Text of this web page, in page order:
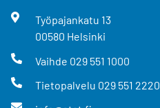
Työpajankatu 13
00580 Helsinki
Vaihde 029 551 1000
Tietopalvelu 029 551 2220